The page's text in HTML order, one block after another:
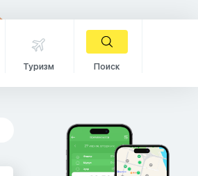
Туризм Поиск